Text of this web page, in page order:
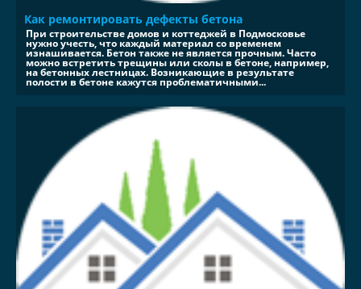
Как ремонтировать дефекты бетона
При строительстве домов и коттеджей в Подмосковье
нужно учесть, что каждый материал со временем
изнашивается. Бетон также не является прочным. Часто
можно встретить трещины или сколы в бетоне, например,
на бетонных лестницах. Возникающие в результате
полости в бетоне кажутся проблематичными...